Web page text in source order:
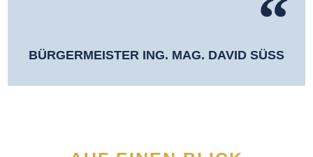
BÜRGERMEISTER ING. MAG. DAVID SÜSS